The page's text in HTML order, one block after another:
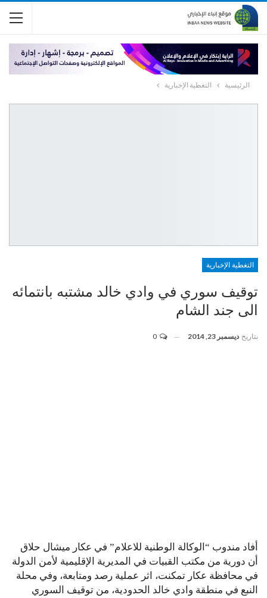
الرئيسية التغطية الإخبارية
التغطية الإخبارية
توقيف سوري في وادي خالد مشتبه بانتمائه
الى جند الشام
بتاريخ ديسمبر 23, 2014
أفاد مندوب “الوكالة الوطنية للاعلام” في عكار ميشال حلاق
أن دورية من مكتب القبيات في المديرية الإقليمية لأمن الدولة
في محافظة عكار تمكنت، اثر عملية رصد ومتابعة، وفي محلة
النبع في منطقة وادي خالد الحدودية، من توقيف السوري